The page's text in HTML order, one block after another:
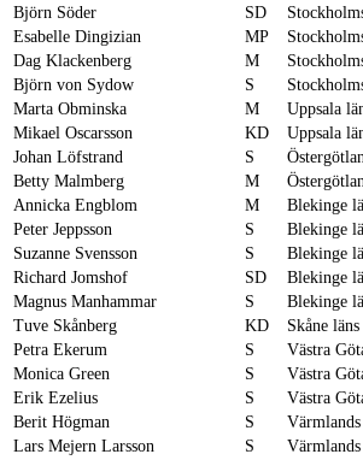
Björn Söder
SD
Esabelle Dingizian
MP
Dag Klackenberg
M
Björn von Sydow
S
Marta Obminska
M Uppsala
Mikael Oscarsson
KD Uppsala
Johan Löfstrand
S
Betty Malmberg
M
Annicka Engblom
M Blekinge
Peter Jeppsson
S Blekinge
Suzanne Svensson
S Blekinge
Richard Jomshof
SD Blekinge
Magnus Manhammar
S Blekinge
Tuve Skånberg
KD Skåne
Petra Ekerum
S Västra
Monica Green
S Västra
Erik Ezelius
S Västra
Berit Högman
S
Lars Mejern Larsson
S